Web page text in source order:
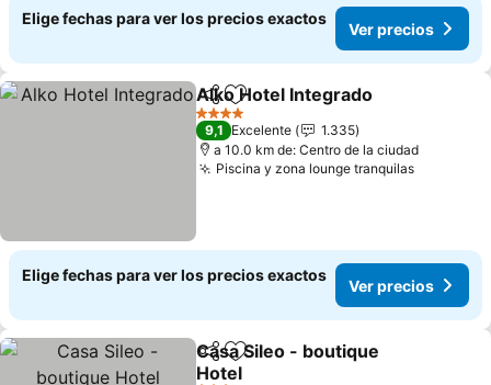
Elige fechas para ver los precios exactos
Ver precios
CompartirAgregar a favoritos
Alko Hotel Integrado
4 Estrellas
9,1 Excelente
1.335
a 10.0 km de: Centro de la ciudad
Piscina y zona lounge tranquilas
Elige fechas para ver los precios exactos
Ver precios
CompartirAgregar a favoritos
Casa Sileo - boutique
Hotel